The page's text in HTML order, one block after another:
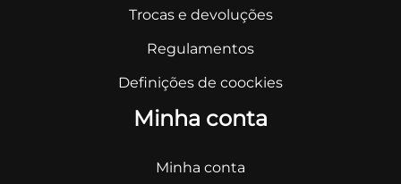
Trocas e devoluções
Regulamentos
Definições de coockies
Minha conta
Minha conta